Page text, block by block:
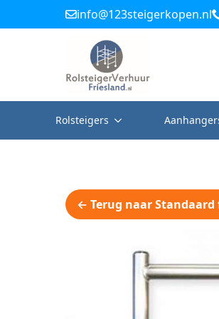
info@123steigerkopen.nl
Rolsteigers
← Terug naar Standaard